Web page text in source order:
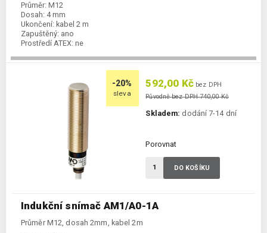
Průměr: M12
Dosah: 4 mm
Ukončení: kabel 2 m
Zapuštěný: ano
Prostředí ATEX: ne
-20%
sleva
Indukční snímač AM1/A0-1A
Průměr M12, dosah 2mm, kabel 2m
592,00 Kč bez DPH
Původně bez DPH 740,00 Kč
Skladem: dodání 7-14 dní
Porovnat
DO KOŠÍKU